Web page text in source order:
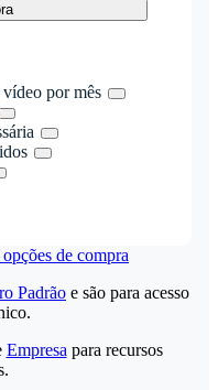
por mês
de compra
Padrão e são para acesso
Empresa para recursos